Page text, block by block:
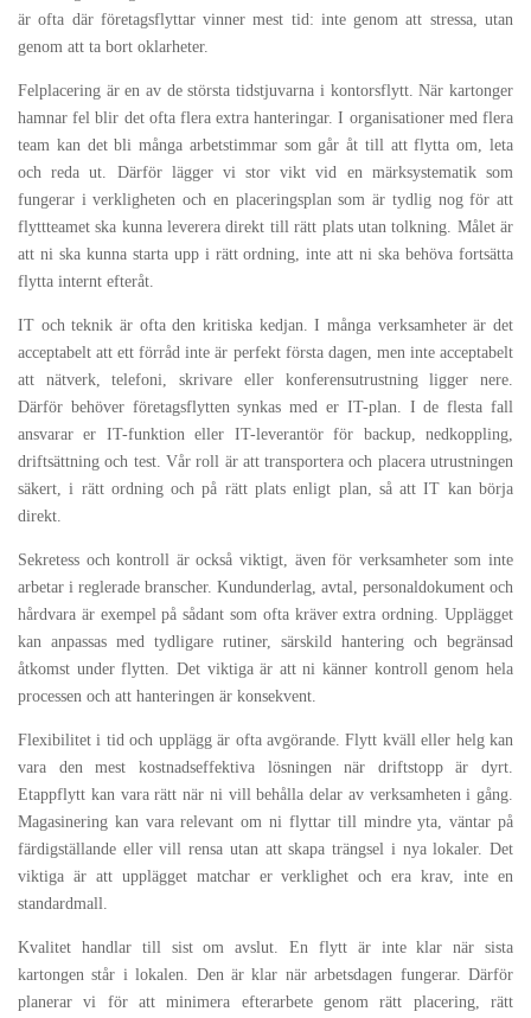
är ofta där företagsflyttar vinner mest tid: inte genom att stressa, utan
genom att ta bort oklarheter.
Felplacering är en av de största tidstjuvarna i kontorsflytt. När kartonger
hamnar fel blir det ofta flera extra hanteringar. I organisationer med flera
team kan det bli många arbetstimmar som går åt till att flytta om, leta
och reda ut. Därför lägger vi stor vikt vid en märksystematik som
fungerar i verkligheten och en placeringsplan som är tydlig nog för att
flyttteamet ska kunna leverera direkt till rätt plats utan tolkning. Målet är
att ni ska kunna starta upp i rätt ordning, inte att ni ska behöva fortsätta
flytta internt efteråt.
IT och teknik är ofta den kritiska kedjan. I många verksamheter är det
acceptabelt att ett förråd inte är perfekt första dagen, men inte acceptabelt
att nätverk, telefoni, skrivare eller konferensutrustning ligger nere.
Därför behöver företagsflytten synkas med er IT-plan. I de flesta fall
ansvarar er IT-funktion eller IT-leverantör för backup, nedkoppling,
driftsättning och test. Vår roll är att transportera och placera utrustningen
säkert, i rätt ordning och på rätt plats enligt plan, så att IT kan börja
direkt.
Sekretess och kontroll är också viktigt, även för verksamheter som inte
arbetar i reglerade branscher. Kundunderlag, avtal, personaldokument och
hårdvara är exempel på sådant som ofta kräver extra ordning. Upplägget
kan anpassas med tydligare rutiner, särskild hantering och begränsad
åtkomst under flytten. Det viktiga är att ni känner kontroll genom hela
processen och att hanteringen är konsekvent.
Flexibilitet i tid och upplägg är ofta avgörande. Flytt kväll eller helg kan
vara den mest kostnadseffektiva lösningen när driftstopp är dyrt.
Etappflytt kan vara rätt när ni vill behålla delar av verksamheten i gång.
Magasinering kan vara relevant om ni flyttar till mindre yta, väntar på
färdigställande eller vill rensa utan att skapa trängsel i nya lokaler. Det
viktiga är att upplägget matchar er verklighet och era krav, inte en
standardmall.
Kvalitet handlar till sist om avslut. En flytt är inte klar när sista
kartongen står i lokalen. Den är klar när arbetsdagen fungerar. Därför
planerar vi för att minimera efterarbete genom rätt placering, rätt